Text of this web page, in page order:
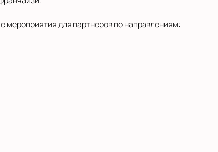
для партнеров по направлениям: